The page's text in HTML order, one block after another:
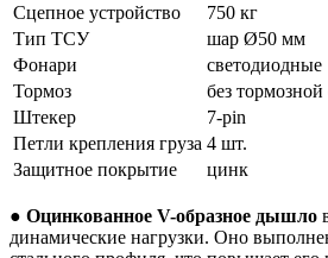
Сцепное устройство
750 кг
Тип ТСУ
шар Ø50 мм
Фонари
светодиодные
Тормоз
без
Штекер
7-pin
Петли крепления груза 4 шт.
Защитное покрытие
цинк
● Оцинкованное V-образное дышло
динамические нагрузки. Оно